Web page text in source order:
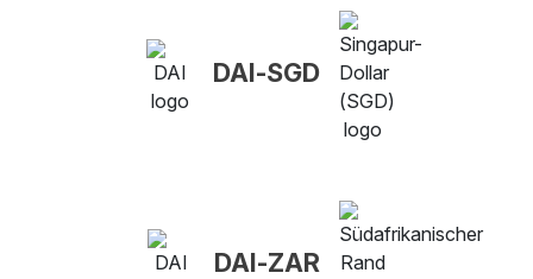
DAI-SGD
DAI-ZAR